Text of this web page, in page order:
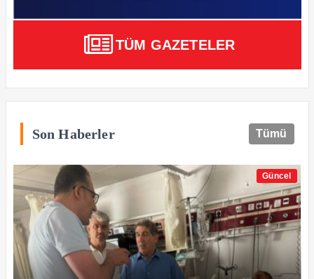
TÜM GAZETELER
Son Haberler Tümü
Güncel